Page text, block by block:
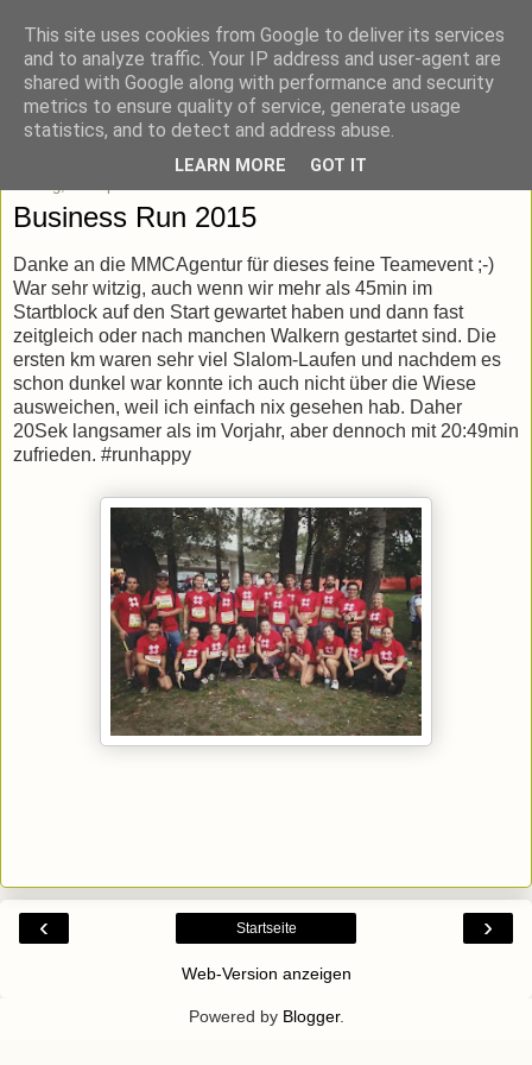
blick-punkt[e..]
Momentaufnahmen von unterwegs & daheim.
Business Run 2015
Danke an die MMCAgentur für dieses feine Teamevent ;-)
War sehr witzig, auch wenn wir mehr als 45min im
Startblock auf den Start gewartet haben und dann fast
zeitgleich oder nach manchen Walkern gestartet sind. Die
ersten km waren sehr viel Slalom-Laufen und nachdem es
schon dunkel war konnte ich auch nicht über die Wiese
ausweichen, weil ich einfach nix gesehen hab. Daher
20Sek langsamer als im Vorjahr, aber dennoch mit 20:49min
zufrieden. #runhappy
‹ ›
Startseite
Web-Version anzeigen
Powered by Blogger.
This site uses cookies from Google to deliver its services
and to analyze traffic. Your IP address and user-agent are
shared with Google along with performance and security
metrics to ensure quality of service, generate usage
statistics, and to detect and address abuse.
LEARN MORE GOT IT